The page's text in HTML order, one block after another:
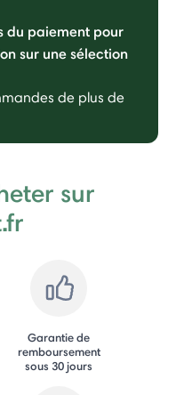
du paiement pour
sur une sélection
de plus de
sur
Garantie de
remboursement
sous 30 jours